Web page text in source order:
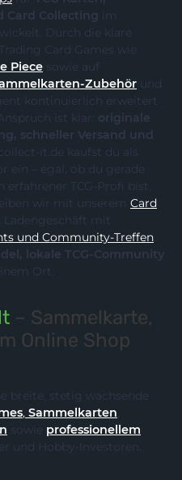
Card Collecting
im
Durch die klare
Trading Card Games wie
One Piece sowie auf
Zubehör
Unser Anspruch ist klar: originale
gerade
TCG-Profi bist.
wir mit unserem Card
Ladengeschäft mit
Events und Community-Treffen.
Ort.
– Sammelkarte,
Online Shop
breite, stetig wachsende
, Sammelkarten,
sowie professionellem
und Hobby-Investoren.